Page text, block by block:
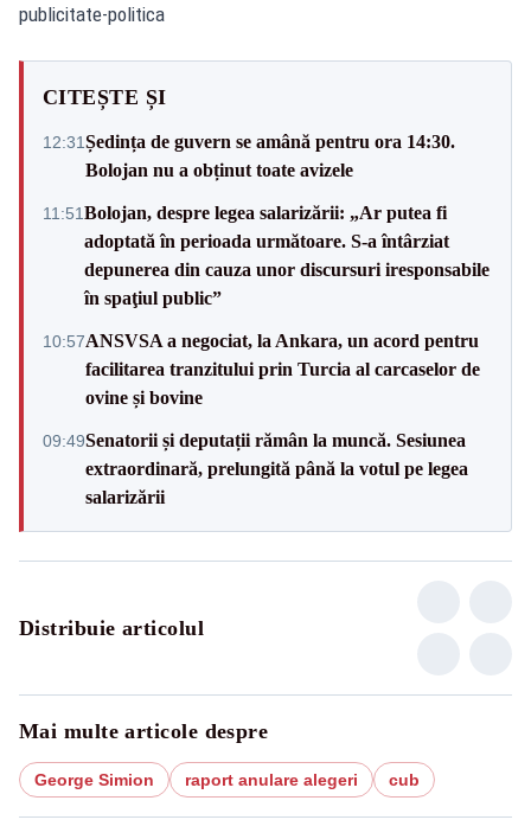
publicitate-politica
CITEȘTE ȘI
12:31Ședința de guvern se amână pentru ora 14:30.
Bolojan nu a obținut toate avizele
11:51Bolojan, despre legea salarizării: „Ar putea fi
adoptată în perioada următoare. S-a întârziat
depunerea din cauza unor discursuri iresponsabile
în spaţiul public”
10:57ANSVSA a negociat, la Ankara, un acord pentru
facilitarea tranzitului prin Turcia al carcaselor de
ovine și bovine
09:49Senatorii și deputații rămân la muncă. Sesiunea
extraordinară, prelungită până la votul pe legea
salarizării
Distribuie articolul
Mai multe articole despre
George Simion raport anulare alegeri cub